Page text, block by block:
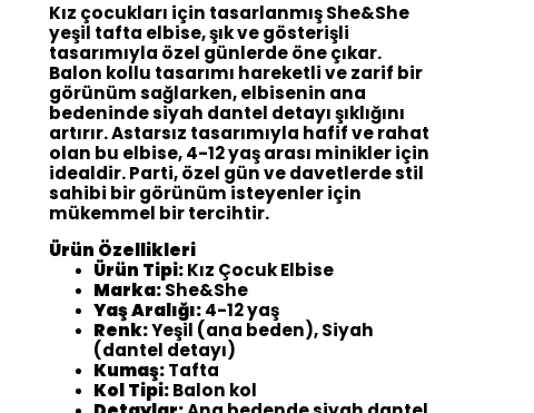
Kız çocukları için tasarlanmış She&She
yeşil tafta elbise, şık ve gösterişli
tasarımıyla özel günlerde öne çıkar.
Balon kollu tasarımı hareketli ve zarif bir
görünüm sağlarken, elbisenin ana
bedeninde siyah dantel detayı şıklığını
artırır. Astarsız tasarımıyla hafif ve rahat
olan bu elbise, 4-12 yaş arası minikler için
idealdir. Parti, özel gün ve davetlerde stil
sahibi bir görünüm isteyenler için
mükemmel bir tercihtir.
Ürün Özellikleri
Ürün Tipi:Kız Çocuk Elbise
Marka:She&She
Yaş Aralığı:4-12 yaş
Renk:Yeşil (ana beden), Siyah
(dantel detayı)
Kumaş:Tafta
Kol Tipi:Balon kol